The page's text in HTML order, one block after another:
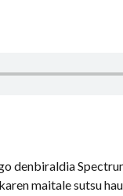
denbiraldia
maitale sutsu